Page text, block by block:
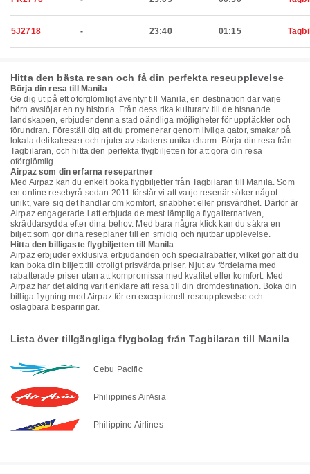
5J2718 - 23:40 01:15
Hitta den bästa resan och få din perfekta reseupplevelse
Börja din resa till Manila
Ge dig ut på ett oförglömligt äventyr till Manila, en destination där varje
hörn avslöjar en ny historia. Från dess rika kulturarv till de hisnande
landskapen, erbjuder denna stad oändliga möjligheter för upptäckter och
förundran. Föreställ dig att du promenerar genom livliga gator, smakar på
lokala delikatesser och njuter av stadens unika charm. Börja din resa från
Tagbilaran, och hitta den perfekta flygbiljetten för att göra din resa
oförglömlig.
Airpaz som din erfarna resepartner
Med Airpaz kan du enkelt boka flygbiljetter från Tagbilaran till Manila. Som
en online resebyrå sedan 2011 förstår vi att varje resenär söker något
unikt, vare sig det handlar om komfort, snabbhet eller prisvärdhet. Därför är
Airpaz engagerade i att erbjuda de mest lämpliga flygalternativen,
skräddarsydda efter dina behov. Med bara några klick kan du säkra en
biljett som gör dina reseplaner till en smidig och njutbar upplevelse.
Hitta den billigaste flygbiljetten till Manila
Airpaz erbjuder exklusiva erbjudanden och specialrabatter, vilket gör att du
kan boka din biljett till otroligt prisvärda priser. Njut av fördelarna med
rabatterade priser utan att kompromissa med kvalitet eller komfort. Med
Airpaz har det aldrig varit enklare att resa till din drömdestination. Boka din
billiga flygning med Airpaz för en exceptionell reseupplevelse och
oslagbara besparingar.
Lista över tillgängliga flygbolag från Tagbilaran till Manila
Cebu Pacific
Philippines AirAsia
Philippine Airlines